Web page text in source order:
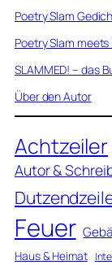
Poetry Slam
Poetry Slam meets
SLAMMED! – das
Über den Autor
Achtzeiler
Autor &
Feuer
Haus & Heimat